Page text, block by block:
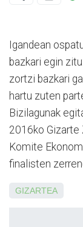
Igandean
bazkari egin
zortzi bazkari
hartu zuten
Bizilagunak
2016ko Gizarte
Komite
finalisten
GIZARTEA